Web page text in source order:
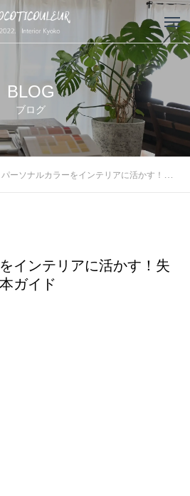
BLOG
ブログ
パーソナルカラーをインテリアに活かす！失敗しない配色の基本ガイド
インテリアに活かす！失
ガイド